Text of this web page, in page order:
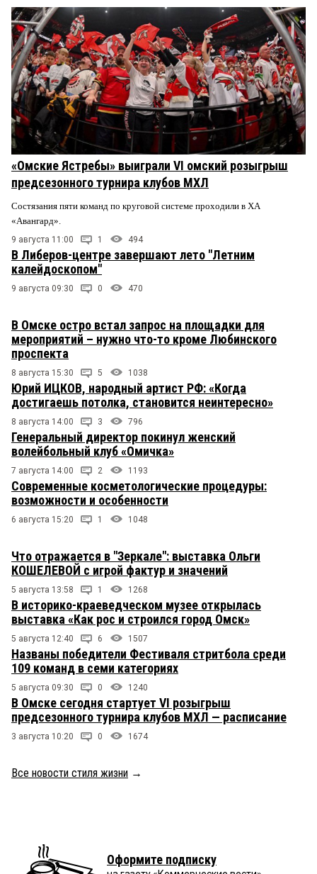
«Омские Ястребы» выиграли VI омский розыгрыш
предсезонного турнира клубов МХЛ
Состязания пяти команд по круговой системе проходили в ХА
«Авангард».
9 августа 11:00 1 494
В Либеров-центре завершают лето "Летним
калейдоскопом"
9 августа 09:30 0 470
В Омске остро встал запрос на площадки для
мероприятий – нужно что-то кроме Любинского
проспекта
8 августа 15:30 5 1038
Юрий ИЦКОВ, народный артист РФ: «Когда
достигаешь потолка, становится неинтересно»
8 августа 14:00 3 796
Генеральный директор покинул женский
волейбольный клуб «Омичка»
7 августа 14:00 2 1193
Современные косметологические процедуры:
возможности и особенности
6 августа 15:20 1 1048
Что отражается в "Зеркале": выставка Ольги
КОШЕЛЕВОЙ с игрой фактур и значений
5 августа 13:58 1 1268
В историко-краеведческом музее открылась
выставка «Как рос и строился город Омск»
5 августа 12:40 6 1507
Названы победители Фестиваля стритбола среди
109 команд в семи категориях
5 августа 09:30 0 1240
В Омске сегодня стартует VI розыгрыш
предсезонного турнира клубов МХЛ — расписание
3 августа 10:20 0 1674
Все новости стиля жизни →
Оформите подписку